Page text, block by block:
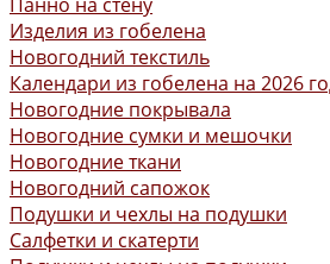
Изделия из гобелена
Новогодний текстиль
Календари из гобелена на 2026
Новогодние покрывала
Новогодние сумки и мешочки
Новогодние ткани
Новогодний сапожок
Подушки и чехлы на подушки
Салфетки и скатерти